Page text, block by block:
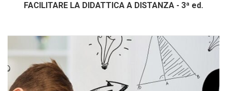
FACILITARE LA DIDATTICA A DISTANZA - 3ª ed.